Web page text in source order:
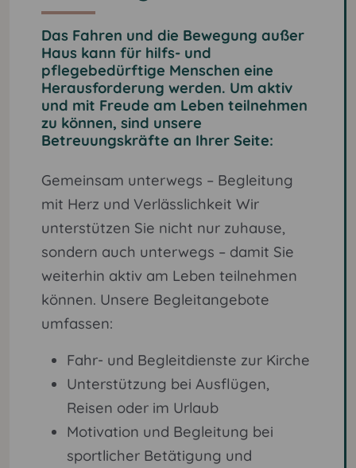
Das Fahren und die Bewegung außer
Haus kann für hilfs- und
pflegebedürftige Menschen eine
Herausforderung werden. Um aktiv
und mit Freude am Leben teilnehmen
zu können, sind unsere
Betreuungskräfte an Ihrer Seite:
Gemeinsam unterwegs – Begleitung
mit Herz und Verlässlichkeit Wir
unterstützen Sie nicht nur zuhause,
sondern auch unterwegs – damit Sie
weiterhin aktiv am Leben teilnehmen
können. Unsere Begleitangebote
umfassen:
Fahr- und Begleitdienste zur Kirche
Unterstützung bei Ausflügen,
Reisen oder im Urlaub
Motivation und Begleitung bei
sportlicher Betätigung und